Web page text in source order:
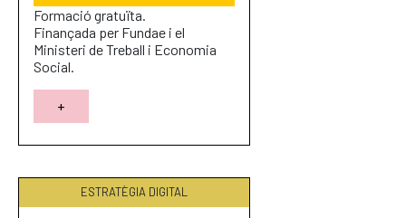
Formació gratuïta.
Finançada per Fundae i el
Ministeri de Treball i Economia
Social.
+
ESTRATÈGIA DIGITAL